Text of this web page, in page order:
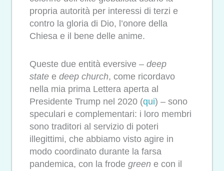
propria autorità per interessi di terzi e
contro la gloria di Dio, l’onore della
Chiesa e il bene delle anime.
Queste due entità eversive – deep
state e deep church, come ricordavo
nella mia prima Lettera aperta al
Presidente Trump nel 2020 (qui) – sono
speculari e complementari: i loro membri
sono traditori al servizio di poteri
illegittimi, che abbiamo visto agire in
modo coordinato durante la farsa
pandemica, con la frode green e con il